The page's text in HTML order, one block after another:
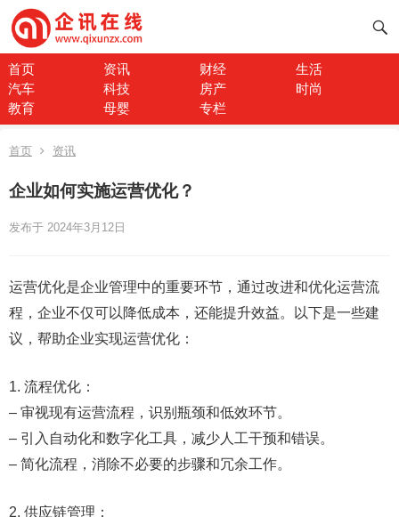
首页 资讯 财经
生活
汽车
科技 房产
时尚
教育
母婴 专栏
首页 资讯
企业如何实施运营优化？
发布于 2024年3月12日
运营优化是企业管理中的重要环节，通过改进和优化运营流
程，企业不仅可以降低成本，还能提升效益。以下是一些建
议，帮助企业实现运营优化：
1. 流程优化：
– 审视现有运营流程，识别瓶颈和低效环节。
– 引入自动化和数字化工具，减少人工干预和错误。
– 简化流程，消除不必要的步骤和冗余工作。
2. 供应链管理：